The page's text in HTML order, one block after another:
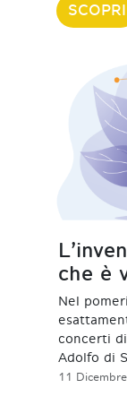
SCOPRI
che è
Nel
concerti
Adolfo di
11